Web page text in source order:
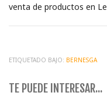
venta de productos en
ETIQUETADO BAJO: BERNESGA
TE PUEDE INTERESAR...